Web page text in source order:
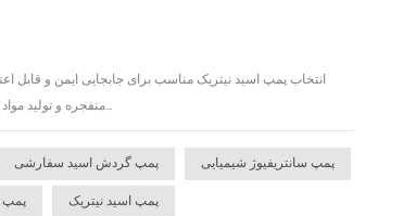
انتخاب پمپ اسید نیتریک مناسب برای جابجایی ایمن و قابل
منفجره و تولید مواد شیمیایی مورد استفاده قرار می‌گیرد. جابجایی کارآمد و ایمن این اسید خورنده نیاز به تجهیزات تخصصی - به ویژه یک دست...
پمپ گردش اسید سفارشی پمپ سانتریفیوژ شیمیایی
پمپ پمپ اسید نیتریک